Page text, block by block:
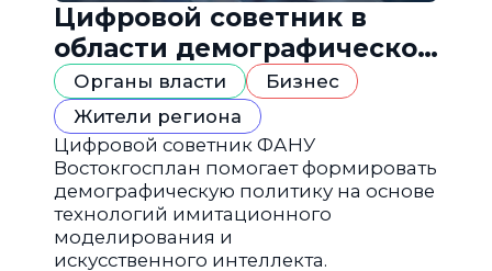
Цифровой советник в
области демографической
политики
Органы власти
Бизнес
Жители региона
Цифровой советник ФАНУ
Востокгосплан помогает формировать
демографическую политику на основе
технологий имитационного
моделирования и
искусственного интеллекта.